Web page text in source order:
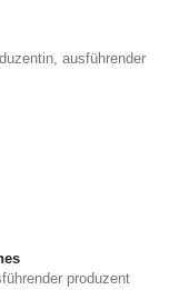
ausführender
produzent